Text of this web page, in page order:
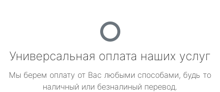
Универсальная оплата наших услуг
Мы берем оплату от Вас любыми способами, будь то
наличный или безналиный перевод.